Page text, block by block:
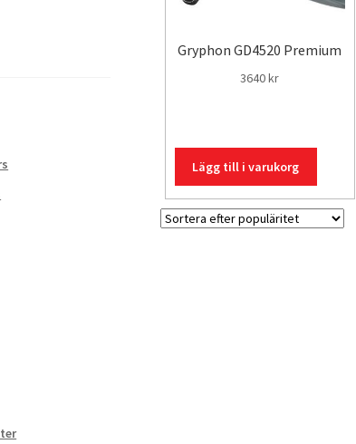
Gryphon GD4520 Premium
3640kr
Lägg till i varukorg